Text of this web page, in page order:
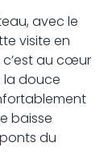
avec le
visite en
c’est au cœur
la douce
baisse
du